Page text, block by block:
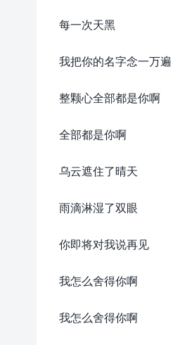
每一次天黑
我把你的名字念一万遍
整颗心全部都是你啊
全部都是你啊
乌云遮住了晴天
雨滴淋湿了双眼
你即将对我说再见
我怎么舍得你啊
我怎么舍得你啊